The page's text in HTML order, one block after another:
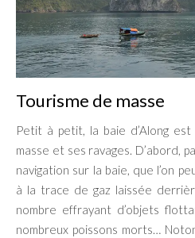
Tourisme de masse
Petit à petit, la baie d’Along
masse et ses ravages. D’abord,
navigation sur la baie, que l’on
à la trace de gaz laissée
nombre effrayant d’objets
nombreux poissons morts…